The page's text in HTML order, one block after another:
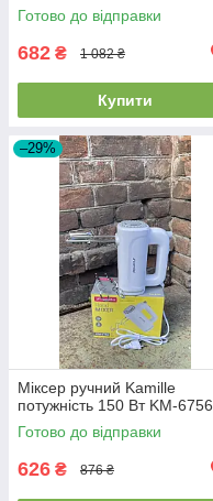
Готово до відправки
682 ₴ 1 082 ₴
Купити
–29%
Міксер ручний Kamille
потужність 150 Вт KM-6756
Готово до відправки
626 ₴ 876 ₴